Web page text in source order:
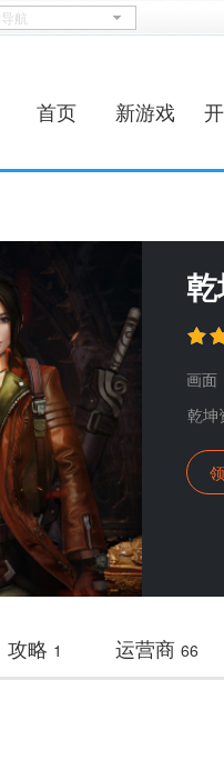
首页 新游戏
画面
乾坤
攻略 1 运营商 66